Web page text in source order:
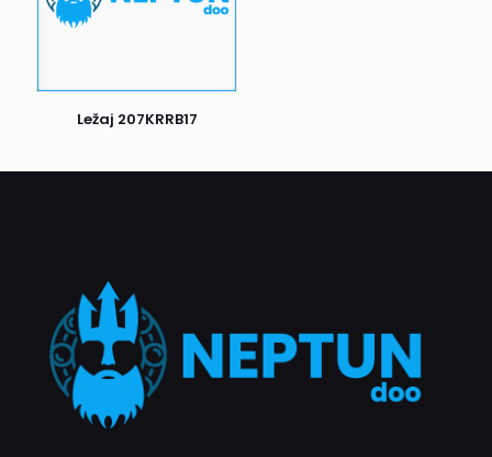
redu, potpišite prijem i uživajte u kupljenim proizvodima.
novom terminu dostave. Ukoliko ni drugi pokušaj nije
uspešan, pošiljka se vraća nama. Nakon toga, biće naš
Ležaj 207KRRB17